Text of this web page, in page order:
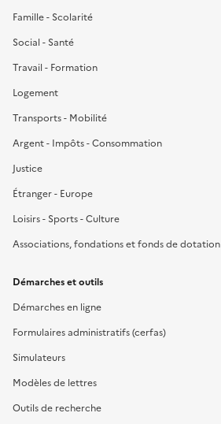
Famille - Scolarité
Social - Santé
Travail - Formation
Logement
Transports - Mobilité
Argent - Impôts - Consommation
Justice
Étranger - Europe
Loisirs - Sports - Culture
Associations, fondations et fonds de dotation
Démarches et outils
Démarches en ligne
Formulaires administratifs (cerfas)
Simulateurs
Modèles de lettres
Outils de recherche